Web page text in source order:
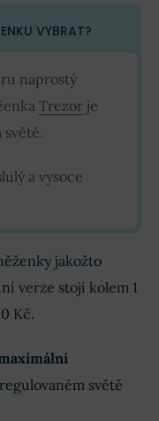
VYBRAT?
naprostý
Trezor je
a vysoce
jakožto
verze stojí kolem 1
Kč.
světě